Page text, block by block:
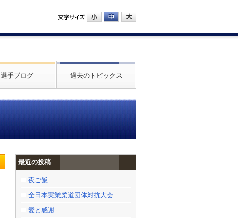
選手ブログ 過去のトピックス
最近の投稿
夜ご飯
全日本実業柔道団体対抗大会
愛と感謝